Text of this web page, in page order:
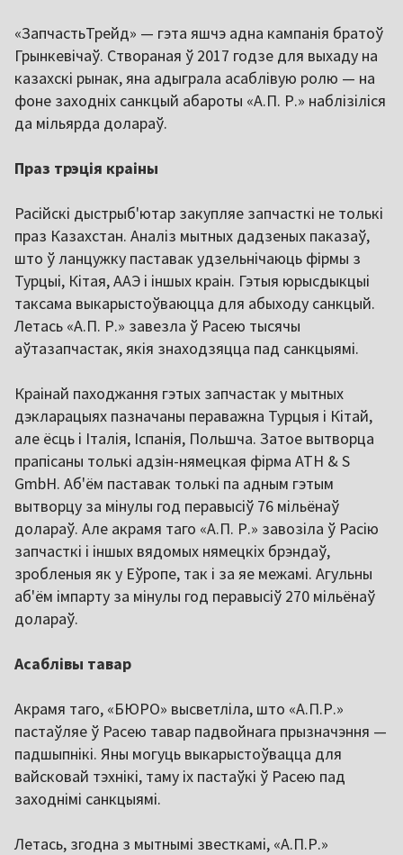
«ЗапчастьТрейд» — гэта яшчэ адна кампанія братоў
Грынкевічаў. Створаная ў 2017 годзе для выхаду на
казахскі рынак, яна адыграла асаблівую ролю — на
фоне заходніх санкцый абароты «А.П. Р.» наблізіліся
да мільярда долараў.
Праз трэція краіны
Расійскі дыстрыб'ютар закупляе запчасткі не толькі
праз Казахстан. Аналіз мытных дадзеных паказаў,
што ў ланцужку паставак удзельнічаюць фірмы з
Турцыі, Кітая, ААЭ і іншых краін. Гэтыя юрысдыкцыі
таксама выкарыстоўваюцца для абыходу санкцый.
Летась «А.П. Р.» завезла ў Расею тысячы
аўтазапчастак, якія знаходзяцца пад санкцыямі.
Краінай паходжання гэтых запчастак у мытных
дэкларацыях пазначаны пераважна Турцыя і Кітай,
але ёсць і Італія, Іспанія, Польшча. Затое вытворца
прапісаны толькі адзін-нямецкая фірма ATH & S
GmbH. Аб'ём паставак толькі па адным гэтым
вытворцу за мінулы год перавысіў 76 мільёнаў
долараў. Але акрамя таго «А.П. Р.» завозіла ў Расію
запчасткі і іншых вядомых нямецкіх брэндаў,
зробленыя як у Еўропе, так і за яе межамі. Агульны
аб'ём імпарту за мінулы год перавысіў 270 мільёнаў
долараў.
Асаблівы тавар
Акрамя таго, «БЮРО» высветліла, што «А.П.Р.»
пастаўляе ў Расею тавар падвойнага прызначэння —
падшыпнікі. Яны могуць выкарыстоўвацца для
вайсковай тэхнікі, таму іх пастаўкі ў Расею пад
заходнімі санкцыямі.
Летась, згодна з мытнымі звесткамі, «А.П.Р.»